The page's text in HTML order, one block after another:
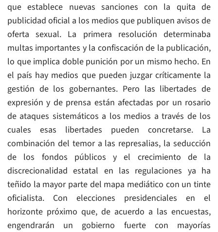
que establece nuevas sanciones con la quita de
publicidad oficial a los medios que publiquen avisos de
oferta sexual. La primera resolución determinaba
multas importantes y la confiscación de la publicación,
lo que implica doble punición por un mismo hecho. En
el país hay medios que pueden juzgar críticamente la
gestión de los gobernantes. Pero las libertades de
expresión y de prensa están afectadas por un rosario
de ataques sistemáticos a los medios a través de los
cuales esas libertades pueden concretarse. La
combinación del temor a las represalias, la seducción
de los fondos públicos y el crecimiento de la
discrecionalidad estatal en las regulaciones ya ha
teñido la mayor parte del mapa mediático con un tinte
oficialista. Con elecciones presidenciales en el
horizonte próximo que, de acuerdo a las encuestas,
engendrarán un gobierno fuerte con mayorías